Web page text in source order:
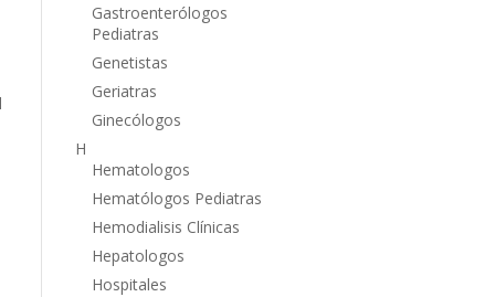
Gastroenterólogos
Pediatras
Genetistas
Geriatras
Ginecólogos
H
Hematologos
Hematólogos Pediatras
Hemodialisis Clínicas
Hepatologos
Hospitales